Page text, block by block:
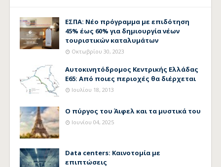
ΕΣΠΑ: Νέο πρόγραμμα με επιδότηση
45% έως 60% για δημιουργία νέων
τουριστικών καταλυμάτων
Οκτωβρίου 30, 2023
Αυτοκινητόδρομος Κεντρικής Ελλάδας
Ε65: Από ποιες περιοχές θα διέρχεται
Ιουλίου 18, 2013
Ο πύργος του Άιφελ και τα μυστικά του
Ιουνίου 04, 2025
Data centers: Καινοτομία με
επιπτώσεις